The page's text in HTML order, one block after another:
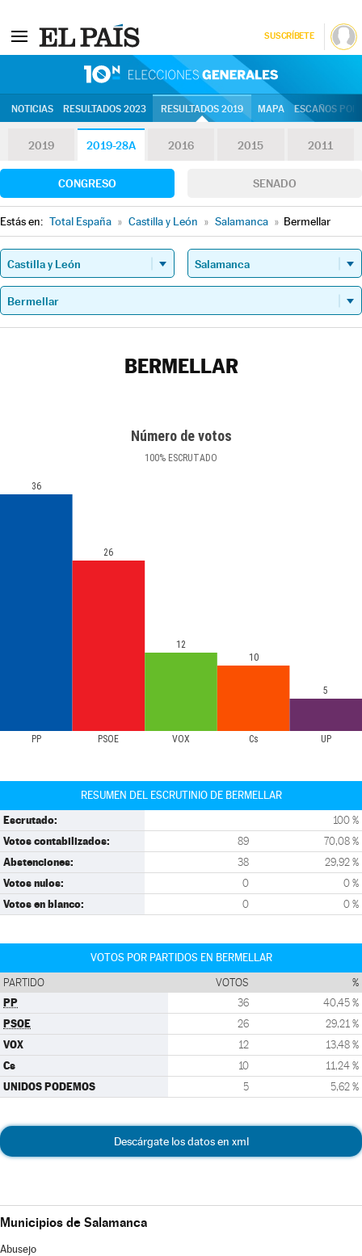
SUSCRÍBETE
NOTICIAS RESULTADOS 2023 RESULTADOS 2019 MAPA ESCAÑOS
2019 2019-28A 2016 2015 2011
CONGRESO SENADO
Estás en: Total España » Castilla y León » Salamanca » Bermellar
BERMELLAR
Número de votos
100% ESCRUTADO
PP PSOE VOX Cs UP
36
26
12
10
5
RESUMEN DEL ESCRUTINIO DE BERMELLAR
Escrutado: 100 %
Votos contabilizados: 89 70,08 %
Abstenciones: 38 29,92 %
Votos nulos: 0 0 %
Votos en blanco: 0 0 %
VOTOS POR PARTIDOS EN BERMELLAR
PARTIDO VOTOS %
PP 36 40,45 %
PSOE 26 29,21 %
VOX 12 13,48 %
Cs 10 11,24 %
UNIDOS PODEMOS 5 5,62 %
Descárgate los datos en xml
Municipios de Salamanca
Abusejo